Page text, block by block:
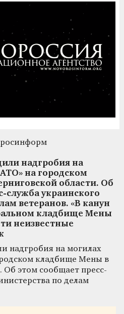
надгробия на
на городском
области. Об
служба украинского
ветеранов. «В канун
кладбище Мены
неизвестные
надгробия на могилах
кладбище Мены в
Об этом сообщает пресс-
по делам